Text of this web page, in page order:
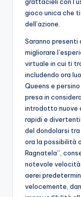
gioco unica che
dell’azione.
Saranno
migliorare
virtuale in cui ti
includendo ora
Queens e
presa in
introdotto nuove
rapidi e
del dondolarsi
ora la possibilità
Ragnatela”,
notevole
aerei
velocemente,